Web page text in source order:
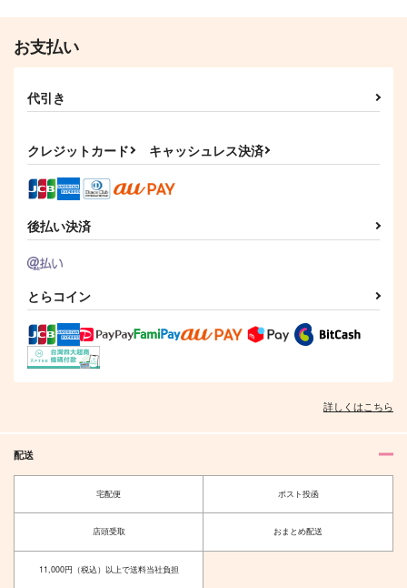
作品詳細 作品詳細
専売 787円（税込）
その他
イデア×アズール
サンプル
専売 630円（税込）
イデア×アズール
もっと知りたい!!きみ
944
その他
イデア×アズール
サンプル
1,887
イデア×アズール
サンプル
ずっと僕に夢中でい
ザザ降り
472
イデア×アズール
サンプル
お支払い
代引き
クレジットカード キャッシュレス決済
後払い決済
とらコイン
詳しくはこちら
配送
宅配便 ポスト投函
店頭受取 おまとめ配送
11,000円（税込）以上で送料当社負担